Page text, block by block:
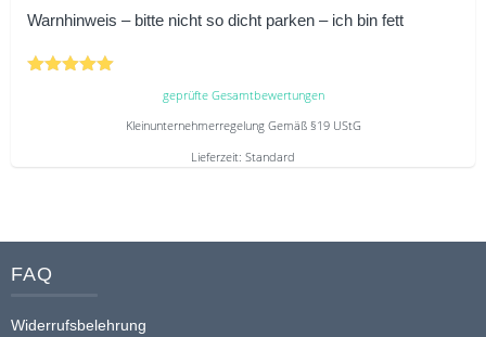
Warnhinweis – bitte nicht so dicht parken – ich bin fett
geprüfte Gesamtbewertungen
Kleinunternehmerregelung Gemäß §19 UStG
Lieferzeit: Standard
weist
mehrere
auf.
FAQ
Widerrufsbelehrung